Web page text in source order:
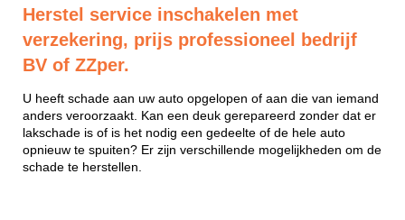
Herstel service inschakelen met
verzekering, prijs professioneel bedrijf
BV of ZZper.
U heeft schade aan uw auto opgelopen of aan die van iemand
anders veroorzaakt. Kan een deuk gerepareerd zonder dat er
lakschade is of is het nodig een gedeelte of de hele auto
opnieuw te spuiten? Er zijn verschillende mogelijkheden om de
schade te herstellen.